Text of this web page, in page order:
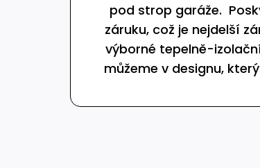
pod strop garáže.
záruku, což je nejdelší
výborné tepelně-
můžeme v designu,